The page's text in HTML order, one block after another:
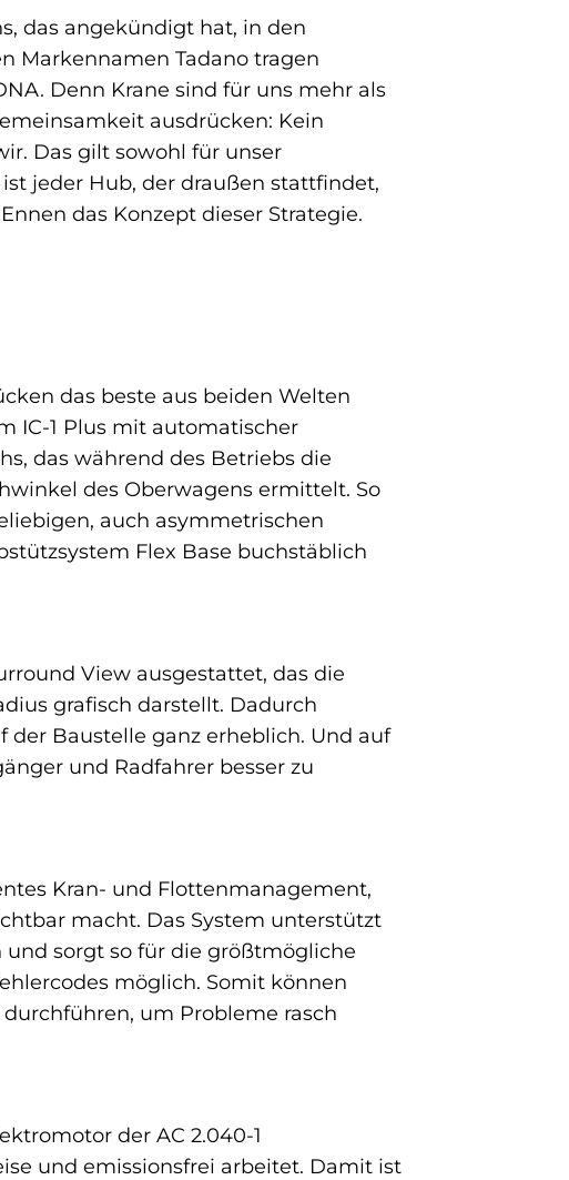
das angekündigt hat, in den
Markennamen Tadano tragen
Denn Krane sind für uns mehr als
ausdrücken: Kein
Das gilt sowohl für unser
jeder Hub, der draußen stattfindet,
das Konzept dieser Strategie.
das beste aus beiden Welten
IC-1 Plus mit automatischer
das während des Betriebs die
des Oberwagens ermittelt. So
auch asymmetrischen
Flex Base buchstäblich
View ausgestattet, das die
grafisch darstellt. Dadurch
Baustelle ganz erheblich. Und auf
und Radfahrer besser zu
Kran- und Flottenmanagement,
macht. Das System unterstützt
sorgt so für die größtmögliche
möglich. Somit können
um Probleme rasch
der AC 2.040-1
und emissionsfrei arbeitet. Damit ist